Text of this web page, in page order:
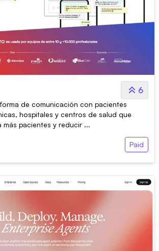
6
de comunicación con pacientes
hospitales y centros de salud que
más pacientes y reducir ...
Paid